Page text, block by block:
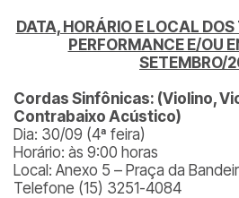
DATA, HORÁRIO E LOCAL
PERFORMANCE E/OU
SETEMBRO/
Cordas Sinfônicas: (Violino,
Contrabaixo Acústico)
Dia: 30/09 (4ª feira)
Horário: às 9:00 horas
Local: Anexo 5 – Praça da
Telefone (15) 3251-4084